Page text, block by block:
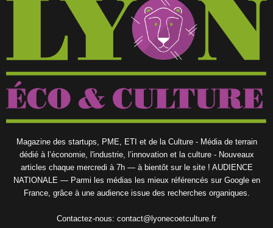
Magazine des startups, PME, ETI et de la Culture - Média de terrain
dédié à l’économie, l'industrie, l’innovation et la culture - Nouveaux
articles chaque mercredi à 7h — à bientôt sur le site ! AUDIENCE
NATIONALE — Parmi les médias les mieux référencés sur Google en
France, grâce à une audience issue des recherches organiques.
Contactez-nous: contact@lyonecoetculture.fr